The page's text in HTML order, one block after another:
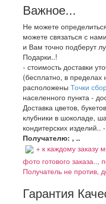
Важное...
Не можете
можете связаться с
и Вам точно подберут
Подарки..!
- стоимость доставки
(бесплатно, в пределах
расположены Точки
населенного пункта -
Доставка цветов,
клубники в шоколаде,
кондитерских изделий.. -
Получателю: , ..
+ к каждому заказу
фото готового заказа..,
Получатель не против,
Гарантия